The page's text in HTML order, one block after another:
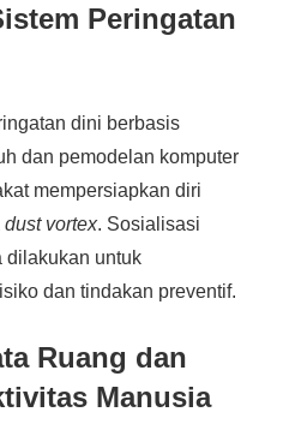
Peringatan
dini berbasis
dan pemodelan komputer
mempersiapkan diri
dust vortex. Sosialisasi
dilakukan untuk
dan tindakan preventif.
Ruang dan
Manusia